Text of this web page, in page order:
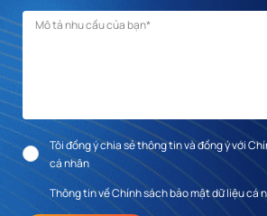
Mô tả nhu cầu *
Tôi đồng ý chia sẻ thông tin và đồng ý với
cá nhân
Thông tin về Chính sách bảo mật dữ liệu cá